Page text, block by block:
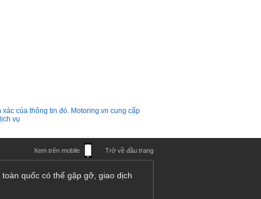
của thông tin đó. Motoring.vn cung cấp
vụ
Xem trên mobile Trở về đầu trang
quốc có thể gặp gỡ, giao dịch